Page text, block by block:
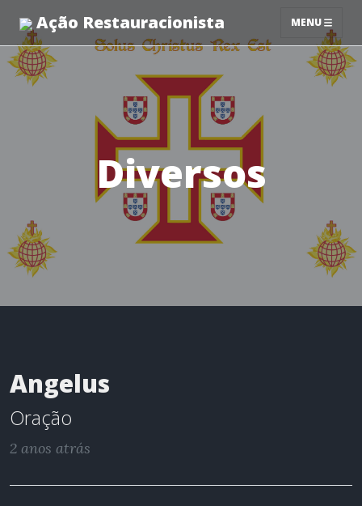
Ação Restauracionista MENU
Diversos
Angelus
Oração
2 anos atrás